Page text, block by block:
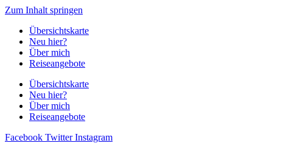
Zum Inhalt springen
Übersichtskarte
Neu hier?
Über mich
Reiseangebote
Übersichtskarte
Neu hier?
Über mich
Reiseangebote
Facebook Twitter Instagram